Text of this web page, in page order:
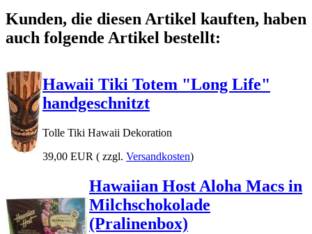
Kunden, die diesen Artikel kauften, haben
auch folgende Artikel bestellt:
Hawaii Tiki Totem "Long Life"
handgeschnitzt
Tolle Tiki Hawaii Dekoration
39,00 EUR ( zzgl. Versandkosten)
Hawaiian Host Aloha Macs in
Milchschokolade
(Pralinenbox)